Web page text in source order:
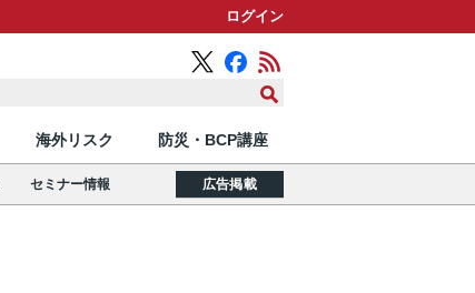
ログイン
海外リスク 防災・BCP講座
セミナー情報 広告掲載